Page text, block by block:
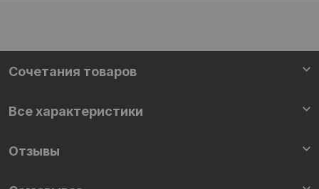
Cочетания товаров
Все характеристики
Отзывы